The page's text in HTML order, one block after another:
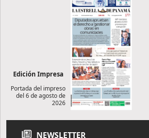
Edición Impresa
Portada del impreso
del 6 de agosto de
2026
NEWSLETTER